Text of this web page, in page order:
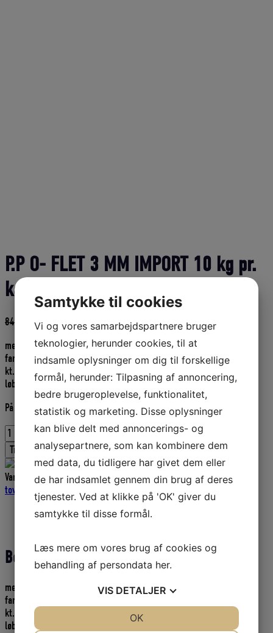
P.P O- FLET 3 MM IMPORT 10 kg pr.
kasse
840,00 DKK Den
oprindelige
pris
var:
840,00 DKK.
756,00DKKDen
aktuelle
pris
er:
756,00 DKK.
medløber 3 mm.
farve hvid
kt. = 10 kg
løbelængde ca. 250 meter pr. kg
På lager
P.P
O-
FLET
3
MM
IMPORT
antal
Tilføj til kurv
Varenummer (SKU):5230 Kategorier:Fletliner,Medløber,Liner og
tovværk ,Fiskeriudstyr
Beskrivelse
Beskrivelse
medløber 3 mm.
farve hvid
kt. = 10 kg
løbelængde ca. 250 meter pr. kg
Samtykke til cookies
Vi og vores samarbejdspartnere bruger
teknologier, herunder cookies, til at
indsamle oplysninger om dig til forskellige
formål, herunder: Tilpasning af annoncering,
bedre brugeroplevelse, funktionalitet,
statistik og marketing. Disse oplysninger
kan blive delt med annoncerings- og
analysepartnere, som kan kombinere dem
med data, du tidligere har givet dem eller
de har indsamlet gennem din brug af deres
tjenester. Ved at klikke på 'OK' giver du
samtykke til disse formål.
Læs mere om vores brug af cookies og
behandling af persondata her.
VIS DETALJER
OK